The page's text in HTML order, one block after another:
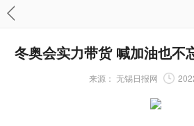
冬奥会实力带货 喊加油也不
来源： 无锡日报网